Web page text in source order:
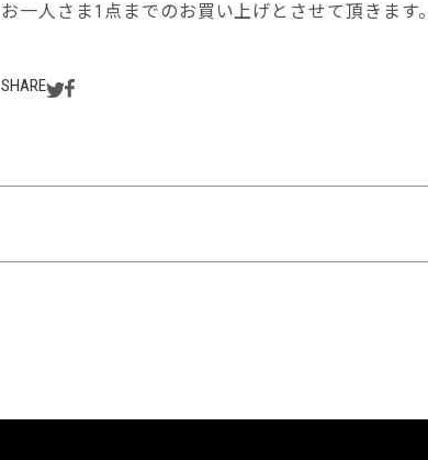
お一人さま1点までのお買い上げとさせて頂きます。
SHARE